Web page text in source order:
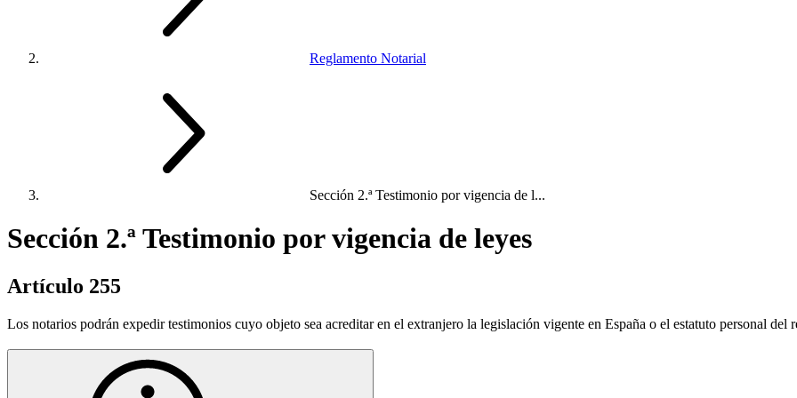
Reglamento Notarial
Sección 2.ª Testimonio por vigencia de l...
Sección 2.ª Testimonio por vigencia de leyes
Artículo 255
Los notarios podrán expedir testimonios cuyo objeto sea acreditar en el extranjero la legislación vigente en España o el estatuto personal del